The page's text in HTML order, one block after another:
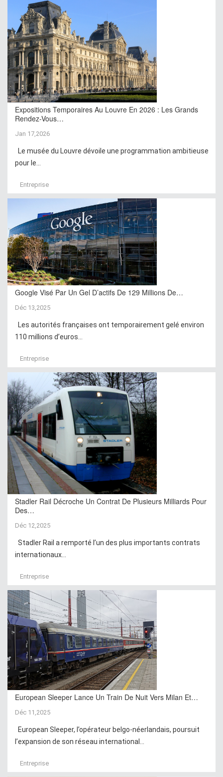
Expositions Temporaires Au Louvre En 2026 : Les Grands
Rendez-Vous…
Jan 17,2026
Le musée du Louvre dévoile une programmation ambitieuse
pour le...
Entreprise
Google Visé Par Un Gel D’actifs De 129 Millions De…
Déc 13,2025
Les autorités françaises ont temporairement gelé environ
110 millions d’euros...
Entreprise
Stadler Rail Décroche Un Contrat De Plusieurs Milliards Pour
Des…
Déc 12,2025
Stadler Rail a remporté l’un des plus importants contrats
internationaux...
Entreprise
European Sleeper Lance Un Train De Nuit Vers Milan Et…
Déc 11,2025
European Sleeper, l’opérateur belgo-néerlandais, poursuit
l’expansion de son réseau international...
Entreprise